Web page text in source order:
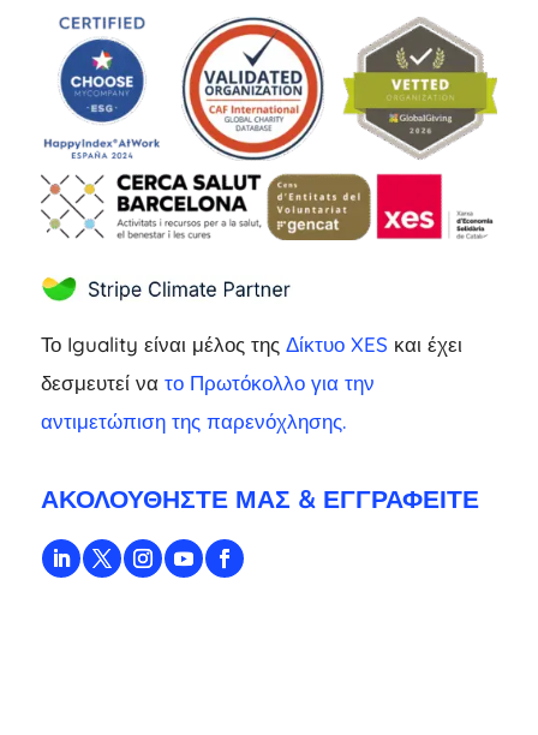
Το Iguality είναι μέλος της Δίκτυο XES και έχει
δεσμευτεί να το Πρωτόκολλο για την
αντιμετώπιση της παρενόχλησης.
ΑΚΟΛΟΥΘΉΣΤΕ ΜΑΣ & ΕΓΓΡΑΦΕΊΤΕ